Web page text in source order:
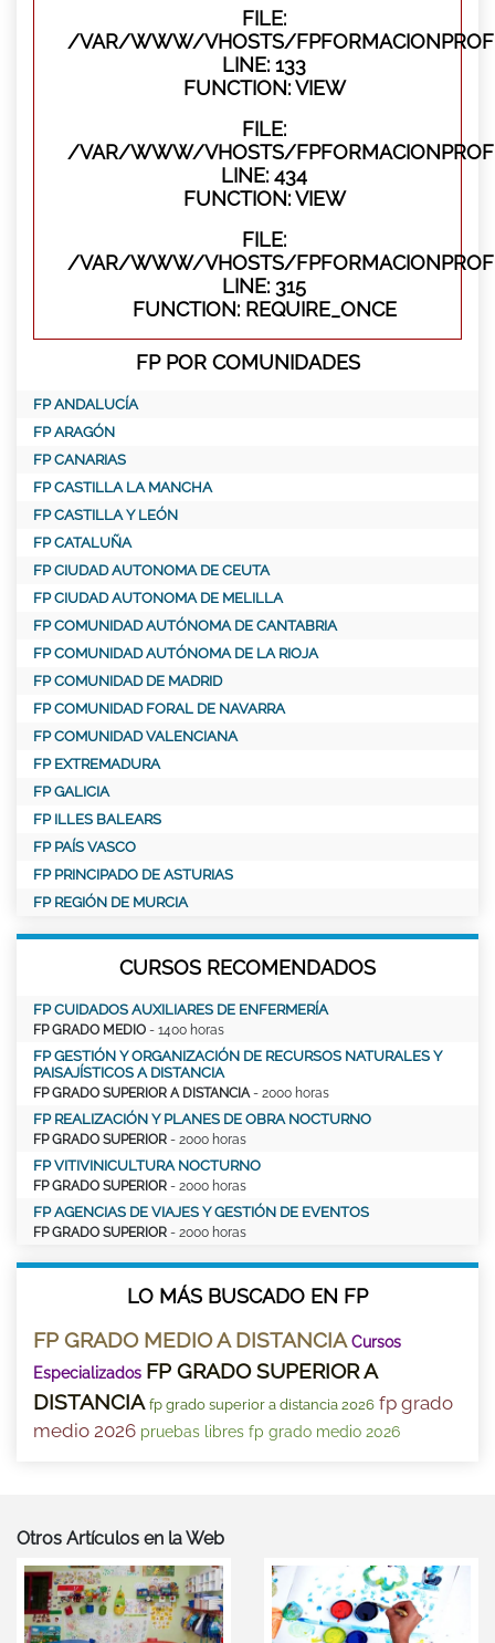
FILE:
/VAR/WWW/VHOSTS/
LINE: 133
FUNCTION: VIEW
FILE:
/VAR/WWW/VHOSTS/
LINE: 434
FUNCTION: VIEW
FILE:
/VAR/WWW/VHOSTS/
LINE: 315
FUNCTION: REQUIRE_ONCE
FP POR COMUNIDADES
FP ANDALUCÍA
FP ARAGÓN
FP CANARIAS
FP CASTILLA LA MANCHA
FP CASTILLA Y LEÓN
FP CATALUÑA
FP CIUDAD AUTONOMA DE CEUTA
FP CIUDAD AUTONOMA DE MELILLA
FP COMUNIDAD AUTÓNOMA DE CANTABRIA
FP COMUNIDAD AUTÓNOMA DE LA RIOJA
FP COMUNIDAD DE MADRID
FP COMUNIDAD FORAL DE NAVARRA
FP COMUNIDAD VALENCIANA
FP EXTREMADURA
FP GALICIA
FP ILLES BALEARS
FP PAÍS VASCO
FP PRINCIPADO DE ASTURIAS
FP REGIÓN DE MURCIA
CURSOS RECOMENDADOS
FP CUIDADOS AUXILIARES DE ENFERMERÍA
FP GRADO MEDIO - 1400 horas
FP GESTIÓN Y ORGANIZACIÓN DE RECURSOS NATURALES Y
PAISAJÍSTICOS A DISTANCIA
FP GRADO SUPERIOR A DISTANCIA- 2000 horas
FP REALIZACIÓN Y PLANES DE OBRA NOCTURNO
FP GRADO SUPERIOR - 2000 horas
FP VITIVINICULTURA NOCTURNO
FP GRADO SUPERIOR - 2000 horas
FP AGENCIAS DE VIAJES Y GESTIÓN DE EVENTOS
FP GRADO SUPERIOR - 2000 horas
LO MÁS BUSCADO EN FP
FP GRADO MEDIO A DISTANCIA Cursos
Especializados FP GRADO SUPERIOR A
DISTANCIA fp grado superior a distancia 2026 fp grado
medio 2026 pruebas libres fp grado medio 2026
Otros Artículos en la Web